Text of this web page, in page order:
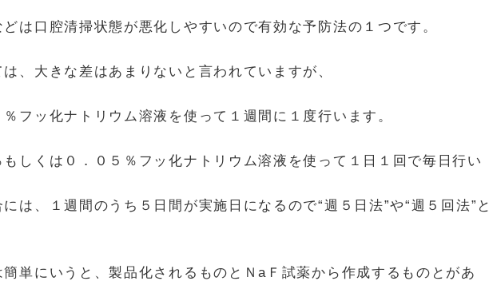
は口腔清掃状態が悪化しやすいので有効な予防法の１つです。
、大きな差はあまりないと言われていますが、
フッ化ナトリウム溶液を使って１週間に１度行います。
しくは０．０５％フッ化ナトリウム溶液を使って１日１回で毎日行い
は、１週間のうち５日間が実施日になるので“週５日法”や“週５回法”と
単にいうと、製品化されるものとＮaＦ試薬から作成するものとがあ